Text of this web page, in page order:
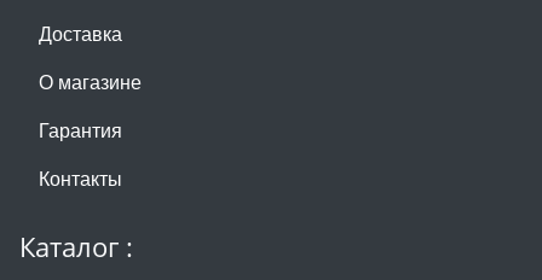
Доставка
О магазине
Гарантия
Контакты
Каталог :